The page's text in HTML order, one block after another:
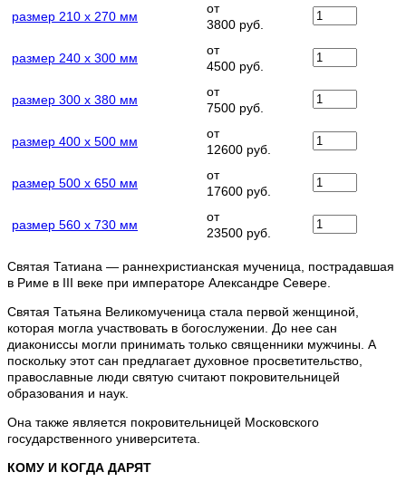
размер 210 х 270 мм
от
3800 руб.
размер 240 х 300 мм
от
4500 руб.
размер 300 х 380 мм
от
7500 руб.
размер 400 х 500 мм
от
12600 руб.
размер 500 х 650 мм
от
17600 руб.
размер 560 х 730 мм
от
23500 руб.
Святая Татиана — раннехристианская мученица, пострадавшая
в Риме в III веке при императоре Александре Севере.
Святая Татьяна Великомученица стала первой женщиной,
которая могла участвовать в богослужении. До нее сан
диакониссы могли принимать только священники мужчины. А
поскольку этот сан предлагает духовное просветительство,
православные люди святую считают покровительницей
образования и наук.
Она также является покровительницей Московского
государственного университета.
КОМУ И КОГДА ДАРЯТ